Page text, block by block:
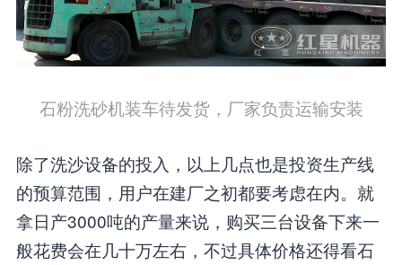
石粉洗砂机装车待发货，厂家负责运输安装
除了洗沙设备的投入，以上几点也是投资生产线
的预算范围，用户在建厂之初都要考虑在内。就
拿日产3000吨的产量来说，购买三台设备下来一
般花费会在几十万左右，不过具体价格还得看石